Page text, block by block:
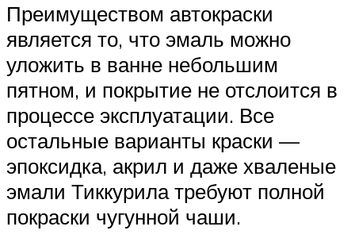
Преимуществом автокраски
является то, что эмаль можно
уложить в ванне небольшим
пятном, и покрытие не отслоится в
процессе эксплуатации. Все
остальные варианты краски —
эпоксидка, акрил и даже хваленые
эмали Тиккурила требуют полной
покраски чугунной чаши.